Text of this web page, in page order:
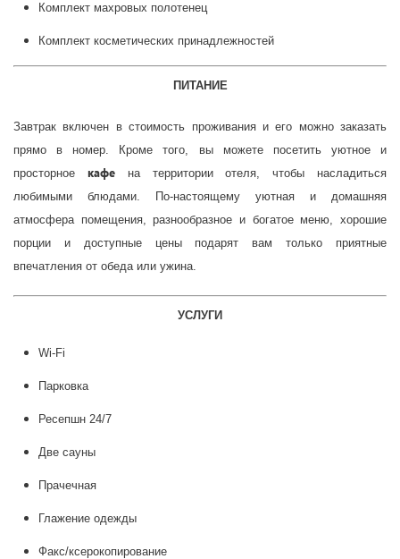
Комплект махровых полотенец
Комплект косметических принадлежностей
ПИТАНИЕ
Завтрак включен в стоимость проживания и его можно заказать
прямо в номер. Кроме того, вы можете посетить уютное и
просторное кафена территории отеля, чтобы насладиться
любимыми блюдами. По-настоящему уютная и домашняя
атмосфера помещения, разнообразное и богатое меню, хорошие
порции и доступные цены подарят вам только приятные
впечатления от обеда или ужина.
УСЛУГИ
Wi-Fi
Парковка
Ресепшн 24/7
Две сауны
Прачечная
Глажение одежды
Факс/ксерокопирование